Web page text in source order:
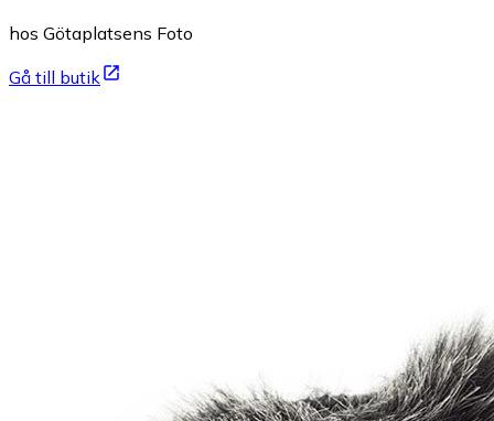
hos Götaplatsens Foto
Gå till butik